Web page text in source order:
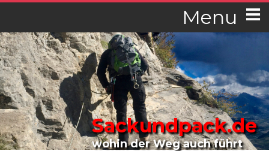
Menu
Sackundpack.de
wohin der Weg auch führt